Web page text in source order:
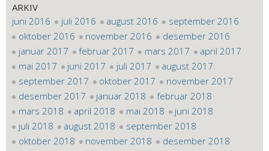
ARKIV
juni 2016
juli 2016 august 2016
september 2016
oktober 2016
november 2016
desember 2016
januar 2017
februar 2017 mars 2017
april 2017
mai 2017
juni 2017 juli 2017
august 2017
september 2017
oktober 2017
november 2017
desember 2017
januar 2018
februar 2018
mars 2018
april 2018 mai 2018
juni 2018
juli 2018
august 2018
september 2018
oktober 2018
november 2018
desember 2018